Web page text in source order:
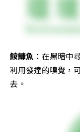
鮟鱇魚 ：在黑暗中
利用發達的嗅覺，
去。